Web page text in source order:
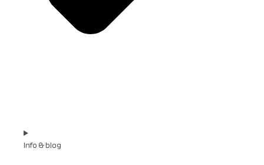
Info & blog